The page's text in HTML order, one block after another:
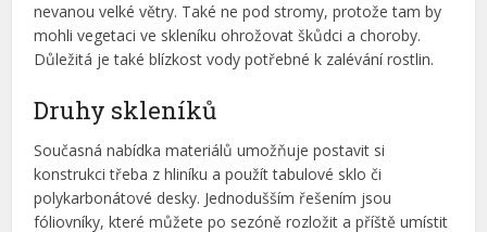
nevanou velké větry. Také ne pod stromy, protože tam by
mohli vegetaci ve skleníku ohrožovat škůdci a choroby.
Důležitá je také blízkost vody potřebné k zalévání rostlin.
Druhy skleníků
Současná nabídka materiálů umožňuje postavit si
konstrukci třeba z hliníku a použít tabulové sklo či
polykarbonátové desky. Jednodušším řešením jsou
fóliovníky, které můžete po sezóně rozložit a příště umístit